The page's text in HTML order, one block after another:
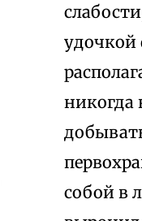
удочкой
никогда
собой в